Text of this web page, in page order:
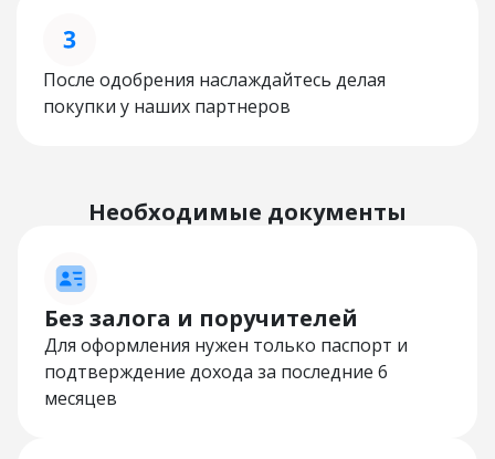
После одобрения наслаждайтесь делая
покупки у наших партнеров
Необходимые документы
Без залога и поручителей
Для оформления нужен только паспорт и
подтверждение дохода за последние 6
месяцев